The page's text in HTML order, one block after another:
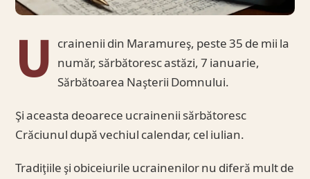
U crainenii din Maramureş, peste 35 de mii la
număr, sărbătoresc astăzi, 7 ianuarie,
Sărbătoarea Naşterii Domnului.
Şi aceasta deoarece ucrainenii sărbătoresc
Crăciunul după vechiul calendar, cel iulian.
Tradiţiile şi obiceiurile ucrainenilor nu diferă mult de